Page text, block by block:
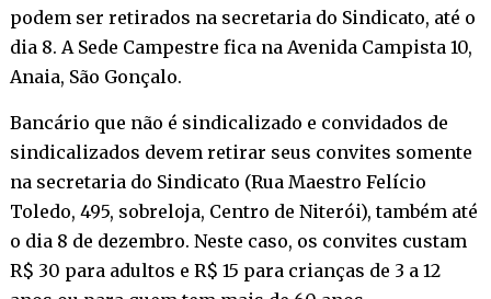
podem ser retirados na secretaria do Sindicato, até o
dia 8. A Sede Campestre fica na Avenida Campista 10,
Anaia, São Gonçalo.
Bancário que não é sindicalizado e convidados de
sindicalizados devem retirar seus convites somente
na secretaria do Sindicato (Rua Maestro Felício
Toledo, 495, sobreloja, Centro de Niterói), também até
o dia 8 de dezembro. Neste caso, os convites custam
R$ 30 para adultos e R$ 15 para crianças de 3 a 12